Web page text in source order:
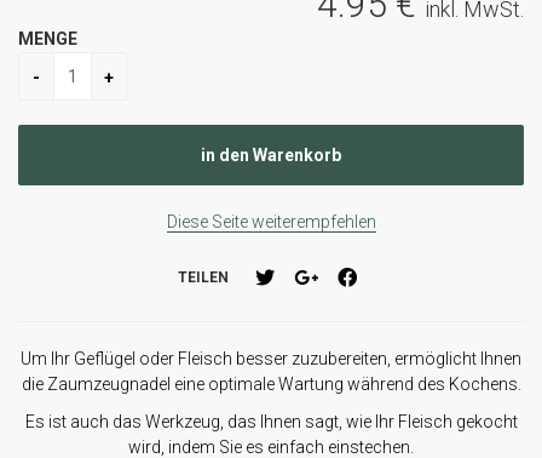
inkl. MwSt.
MENGE
Diese Seite weiterempfehlen
TEILEN
Um Ihr Geflügel oder Fleisch besser zuzubereiten, ermöglicht Ihnen
die Zaumzeugnadel eine optimale Wartung während des Kochens.
Es ist auch das Werkzeug, das Ihnen sagt, wie Ihr Fleisch gekocht
wird, indem Sie es einfach einstechen.